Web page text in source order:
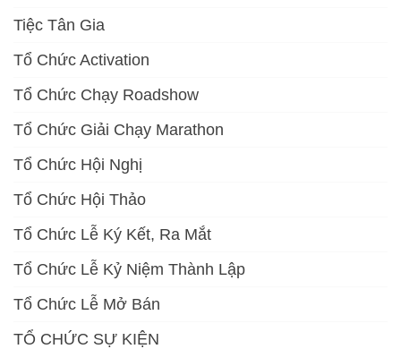
Tiệc Tân Gia
Tổ Chức Activation
Tổ Chức Chạy Roadshow
Tổ Chức Giải Chạy Marathon
Tổ Chức Hội Nghị
Tổ Chức Hội Thảo
Tổ Chức Lễ Ký Kết, Ra Mắt
Tổ Chức Lễ Kỷ Niệm Thành Lập
Tổ Chức Lễ Mở Bán
TỔ CHỨC SỰ KIỆN